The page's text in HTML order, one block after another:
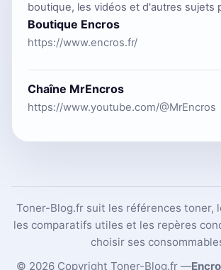
boutique, les vidéos et d'autres sujets
Boutique Encros
https://www.encros.fr/
Chaîne MrEncros
https://www.youtube.com/@MrEncros
Toner-Blog.fr suit les références toner,
les comparatifs utiles et les repères
choisir ses
© 2026 Copyright Toner-Blog.fr —